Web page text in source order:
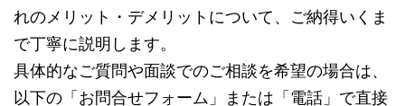
れのメリット・デメリットについて、ご納得いくま
で丁寧に説明します。
具体的なご質問や面談でのご相談を希望の場合は、
以下の「お問合せフォーム」または「電話」で直接